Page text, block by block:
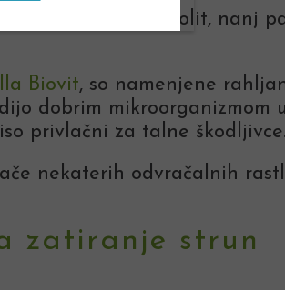
Vsebujejo zeolit, nanj
Biovit, so namenjene
dobrim mikroorganizmom
privlačni za talne škodljivce.
nekaterih odvračalnih
zatiranje strun